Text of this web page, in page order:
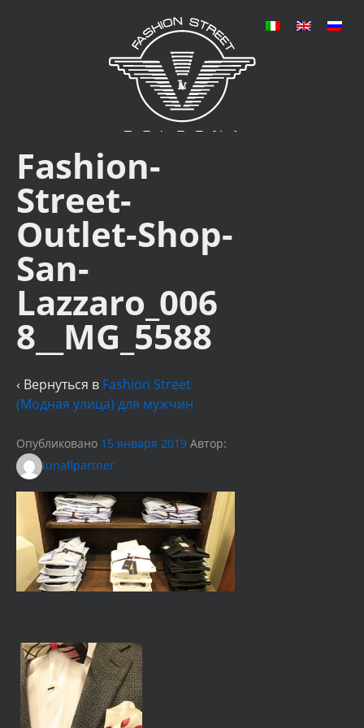
Fashion-
Street-
Outlet-Shop-
San-
Lazzaro_006
8__MG_5588
‹ Вернуться в Fashion Street
(Модная улица) для мужчин
Опубликовано 15 января 2019 Автор:
lunaflpartner